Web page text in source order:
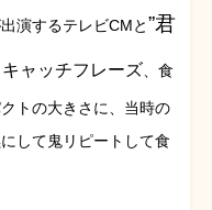
演するテレビCMと”君
ャッチフレーズ 、食
トの大きさに、当時の
して鬼リピートして食